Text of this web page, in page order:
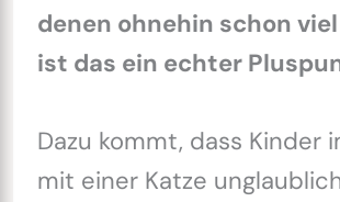
denen ohnehin schon
ist das ein echter
Dazu kommt, dass Kinder
mit einer Katze